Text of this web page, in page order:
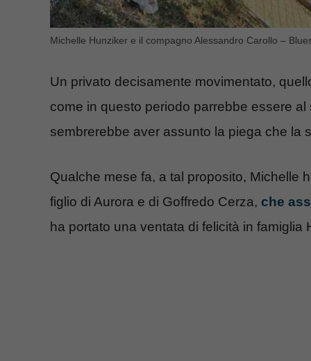
Michelle Hunziker e il compagno Alessandro Carollo –
Un privato decisamente movimentato,
come in questo periodo parrebbe essere
sembrerebbe aver assunto la piega che la
Qualche mese fa, a tal proposito, Michelle
figlio di Aurora e di Goffredo Cerza, che
ha portato una ventata di felicità in famiglia